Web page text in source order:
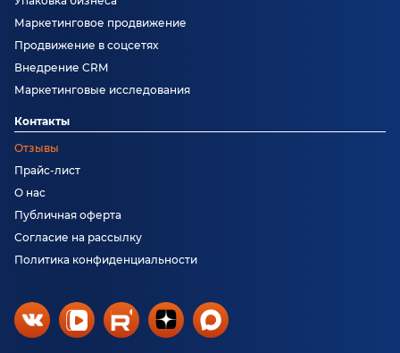
Маркетинговое продвижение
Продвижение в соцсетях
Внедрение CRM
Маркетинговые исследования
Контакты
Отзывы
Прайс-лист
О нас
Публичная оферта
Согласие на рассылку
Политика конфиденциальности